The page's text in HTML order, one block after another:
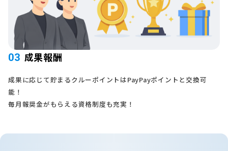
03 成果報酬
成果に応じて貯まるクルーポイントはPayPayポイントと交換可
能！
毎月報奨金がもらえる資格制度も充実！